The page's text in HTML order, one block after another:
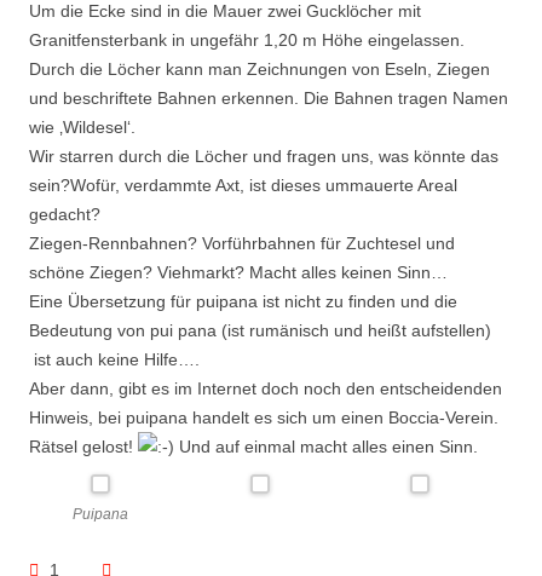
Um die Ecke sind in die Mauer zwei Gucklöcher mit
Granitfensterbank in ungefähr 1,20 m Höhe eingelassen.
Durch die Löcher kann man Zeichnungen von Eseln, Ziegen
und beschriftete Bahnen erkennen. Die Bahnen tragen Namen
wie ‚Wildesel‘.
Wir starren durch die Löcher und fragen uns, was könnte das
sein?Wofür, verdammte Axt, ist dieses ummauerte Areal
gedacht?
Ziegen-Rennbahnen? Vorführbahnen für Zuchtesel und
schöne Ziegen? Viehmarkt? Macht alles keinen Sinn…
Eine Übersetzung für puipana ist nicht zu finden und die
Bedeutung von pui pana (ist rumänisch und heißt aufstellen)
ist auch keine Hilfe….
Aber dann, gibt es im Internet doch noch den entscheidenden
Hinweis, bei puipana handelt es sich um einen Boccia-Verein.
Rätsel gelost!
Und auf einmal macht alles einen Sinn.
Puipana
1